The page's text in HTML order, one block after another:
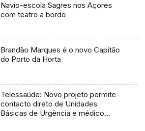
Navio-escola Sagres nos Açores
com teatro a bordo
Brandão Marques é o novo Capitão
do Porto da Horta
Telessaúde: Novo projeto permite
contacto direto de Unidades
Básicas de Urgência e médico